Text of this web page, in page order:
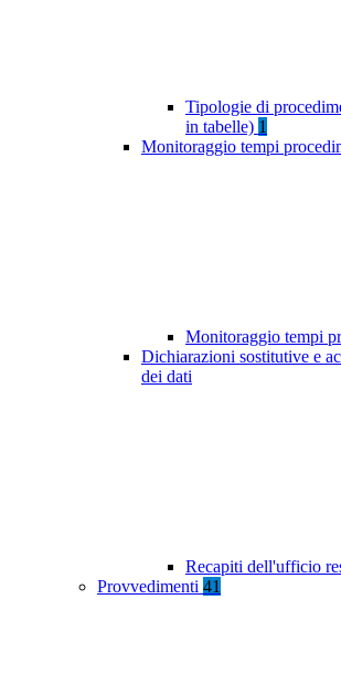
Tipologie di
in tabelle) 1
Monitoraggio tempi
Monitoraggio tempi
Dichiarazioni sostitutive e
dei dati
Recapiti dell'ufficio
Provvedimenti 41